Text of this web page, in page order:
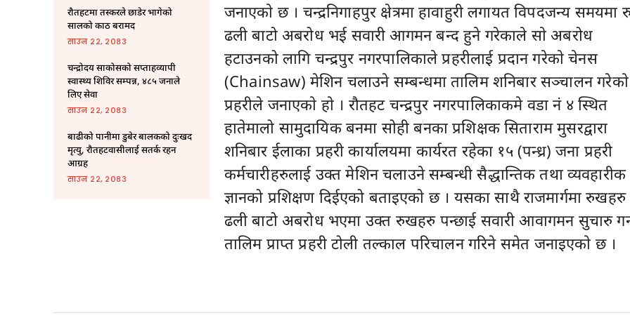
रौतहटमा तस्करले छाडेर भागेको
सालको काठ बरामद
साउन २२, २०८३
चन्द्रोदय साकोसको सप्ताहव्यापी
स्वास्थ्य शिविर सम्पन्न, ४८५ जनाले
लिए सेवा
साउन २२, २०८३
बाढीको पानीमा डुबेर बालकको दुःखद
मृत्यु, रौतहटवासीलाई सतर्क रहन
आग्रह
साउन २२, २०८३
जनाएकाे छ । चन्द्रनिगाहपुर क्षेत्रमा हावाहुरी लगायत विपदजन्य समयमा
ढली बाटो अबरोध भई सवारी आगमन बन्द हुने गरेकाले साे अबरोध
हटाउनको लागि चन्द्रपुर नगरपालिकाले प्रहरीलाई प्रदान गरेकाे चेनस
(Chainsaw) मेशिन चलाउने सम्बन्धमा तालिम शनिबार सञ्चालन गरेकाे
प्रहरीले जनाएकाे हाे । रौतहट चन्द्रपुर नगरपालिकाकमे वडा नं ४ स्थित
हातेमालो सामुदायिक बनमा सोही बनका प्रशिक्षक सिताराम मुसरद्वारा
शनिबार ईलाका प्रहरी कार्यालयमा कार्यरत रहेका १५ (पन्ध्र) जना प्रहरी
कर्मचारीहरुलाई उक्त मेशिन चलाउने सम्बन्धी सैद्धान्तिक तथा व्यवहारीक
ज्ञानको प्रशिक्षण दिईएको बताइएकाे छ । यसका साथै राजमार्गमा रुखहरु
ढली बाटो अबरोध भएमा उक्त रुखहरु पन्छाई सवारी आवागमन सुचारु
तालिम प्राप्त प्रहरी टोली तल्काल परिचालन गरिने समेत जनाइएकाे छ ।